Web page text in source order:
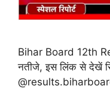
Bihar Board 12th
नतीजे, इस लिंक से देखें